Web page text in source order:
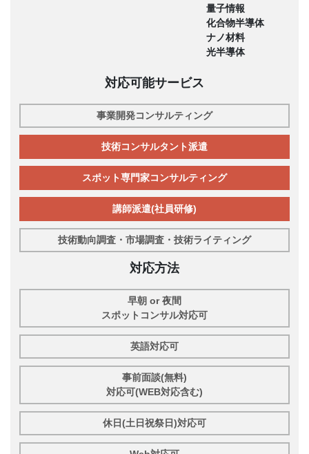
量子情報
化合物半導体
ナノ材料
光半導体
対応可能サービス
事業開発コンサルティング
技術コンサルタント派遣
スポット専門家コンサルティング
講師派遣(社員研修)
技術動向調査・市場調査・技術ライティング
対応方法
早朝 or 夜間
スポットコンサル対応可
英語対応可
事前面談(無料)
対応可(WEB対応含む)
休日(土日祝祭日)対応可